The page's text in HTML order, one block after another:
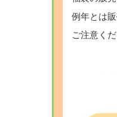
例年とは
ご注意くだ